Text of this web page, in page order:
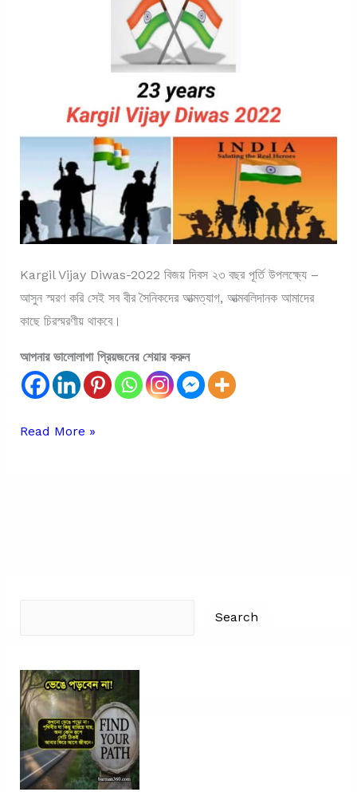
Kargil Vijay Diwas-2022 বিজয় দিবস ২৩ বছর পূর্তি উপলক্ষ্যে –
আসুন স্মরণ করি সেই সব বীর সৈনিকদের আত্মত্যাগ, আত্মবলিদানক আমাদের
কাছে চিরস্মরণীয় থাকবে।
আপনার ভালোলাগা প্রিয়জনের শেয়ার করুন
Kargil
Read More »
Search